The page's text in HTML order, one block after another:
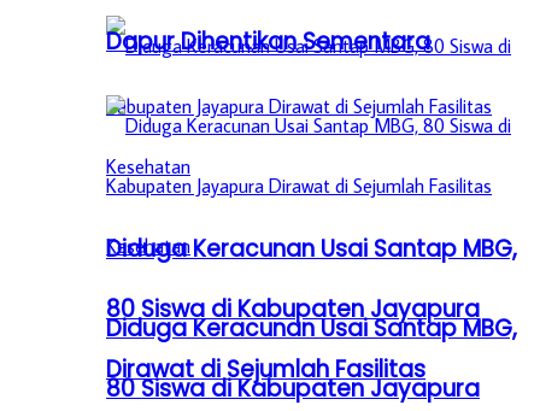
Diduga Keracunan Usai Santap MBG,
80 Siswa di Kabupaten Jayapura
Dirawat di Sejumlah Fasilitas
Dapur Dihentikan Sementara
Diduga Keracunan Usai Santap MBG,
80 Siswa di Kabupaten Jayapura